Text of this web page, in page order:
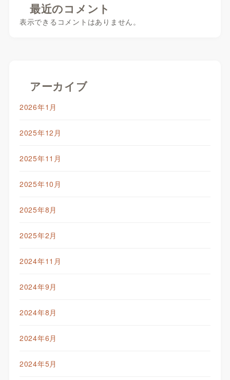
最近のコメント
表示できるコメントはありません。
アーカイブ
2026年1月
2025年12月
2025年11月
2025年10月
2025年8月
2025年2月
2024年11月
2024年9月
2024年8月
2024年6月
2024年5月